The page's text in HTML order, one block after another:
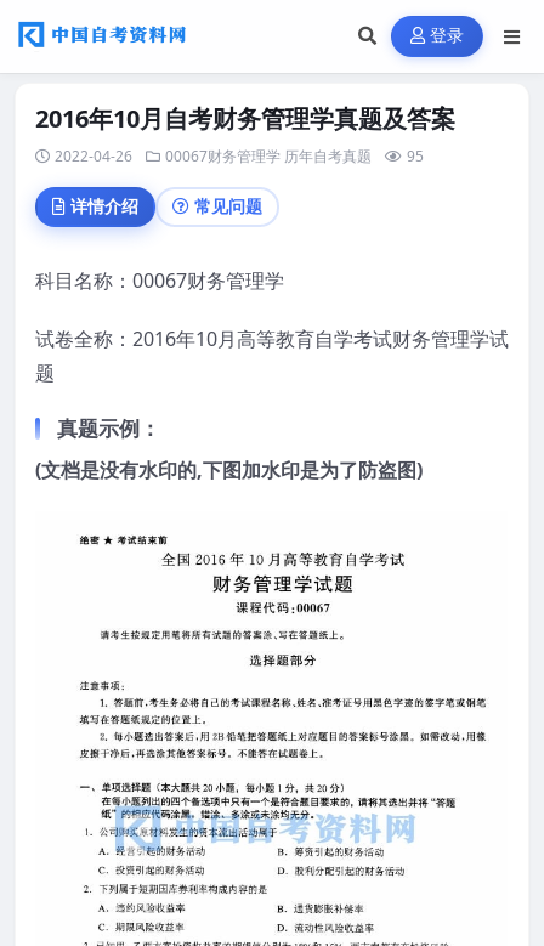
登录
2016年10月自考财务管理学真题及答案
2022-04-26 00067财务管理学 历年自考真题 95
详情介绍 常见问题
科目名称：00067财务管理学
试卷全称：2016年10月高等教育自学考试财务管理学试
题
真题示例：
(文档是没有水印的,下图加水印是为了防盗图)